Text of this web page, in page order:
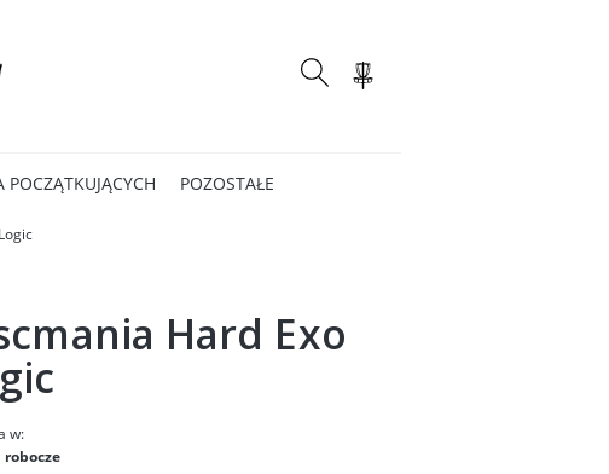
POCZĄTKUJĄCYCH POZOSTAŁE
Hard Exo
w:
robocze